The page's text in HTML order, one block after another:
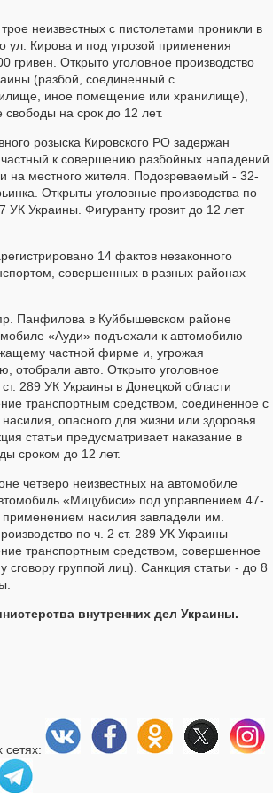
неизвестных с пистолетами проникли в
ул. Кирова и под угрозой применения
гривен. Открыто уголовное производство
(разбой, соединенный с
иное помещение или хранилище),
на срок до 12 лет.
розыска Кировского РО задержан
к совершению разбойных нападений
на местного жителя. Подозреваемый - 32-
Открыты уголовные производства по
УК Украины. Фигуранту грозит до 12 лет
14 фактов незаконного
совершенных в разных районах
Панфилова в Куйбышевском районе
«Ауди» подъехали к автомобилю
частной фирме и, угрожая
отобрали авто. Открыто уголовное
289 УК Украины в Донецкой области
транспортным средством, соединенное с
опасного для жизни или здоровья
статьи предусматривает наказание в
сроком до 12 лет.
четверо неизвестных на автомобиле
«Мицубиси» под управлением 47-
насилия завладели им.
по ч. 2 ст. 289 УК Украины
транспортным средством, совершенное
сговору группой лиц). Санкция статьи - до 8
внутренних дел Украины.
сетях: